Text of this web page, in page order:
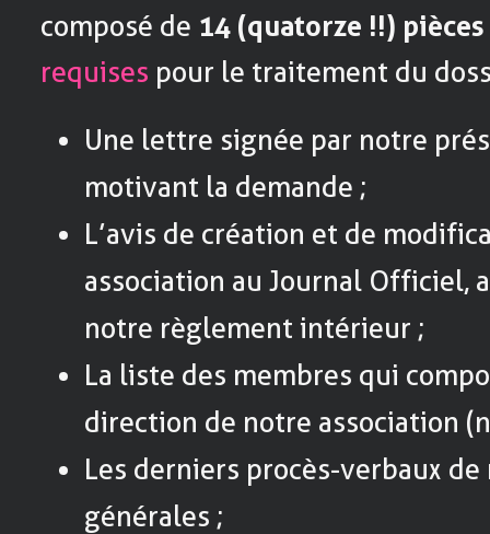
composé de 14 (quatorze !!)
requises pour le traitement du
Une lettre signée par notre
motivant la demande ;
L’avis de création et de
association au Journal Officiel,
notre règlement intérieur ;
La liste des membres qui
direction de notre association
Les derniers procès-verbaux de
générales ;